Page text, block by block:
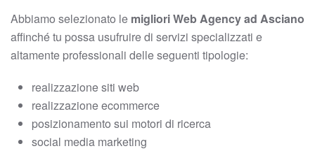
Abbiamo selezionato le migliori Web Agency ad Asciano
affinché tu possa usufruire di servizi specializzati e
altamente professionali delle seguenti tipologie:
realizzazione siti web
realizzazione ecommerce
posizionamento sui motori di ricerca
social media marketing